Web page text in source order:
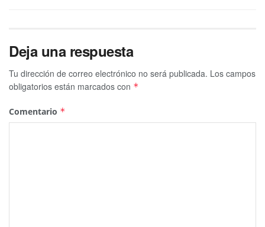
Deja una respuesta
Tu dirección de correo electrónico no será publicada. Los campos
obligatorios están marcados con *
Comentario *